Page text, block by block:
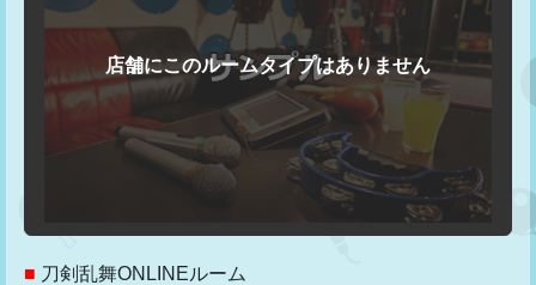
■ 刀剣乱舞ONLINEルーム